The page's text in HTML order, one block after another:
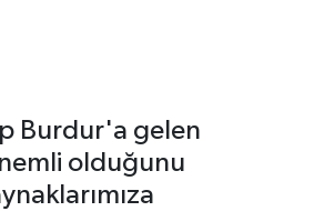
Burdur'a gelen
olduğunu